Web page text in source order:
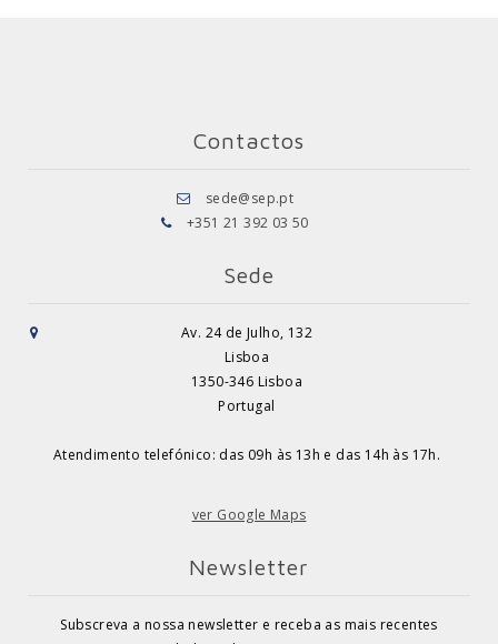
Contactos
sede@sep.pt
+351 21 392 03 50
Sede
Av. 24 de Julho, 132
Lisboa
1350-346 Lisboa
Portugal
Atendimento telefónico: das 09h às 13h e das 14h às 17h.
ver Google Maps
Newsletter
Subscreva a nossa newsletter e receba as mais recentes